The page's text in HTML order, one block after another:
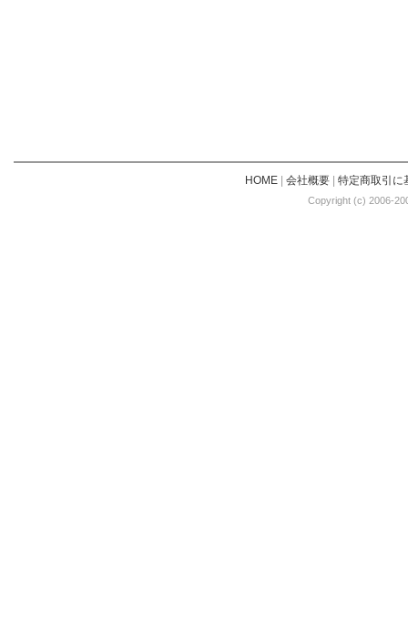
HOME| 会社概要| 特定商取引に
Copyright (c) 2006-